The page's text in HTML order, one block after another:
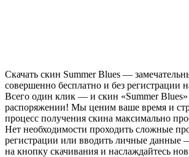
Скачать скин Summer Blues —
совершенно бесплатно и без регистрации
Всего один клик — и скин «Summer
распоряжении! Мы ценим ваше время и
процесс получения скина максимально
Нет необходимости проходить сложные
регистрации или вводить личные данные
на кнопку скачивания и наслаждайтесь